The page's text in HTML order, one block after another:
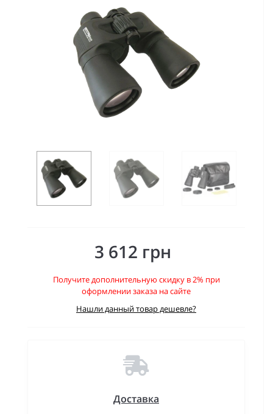
3 612 грн
Получите дополнительную скидку в 2% при
оформлении заказа на сайте
Нашли данный товар дешевле?
Доставка